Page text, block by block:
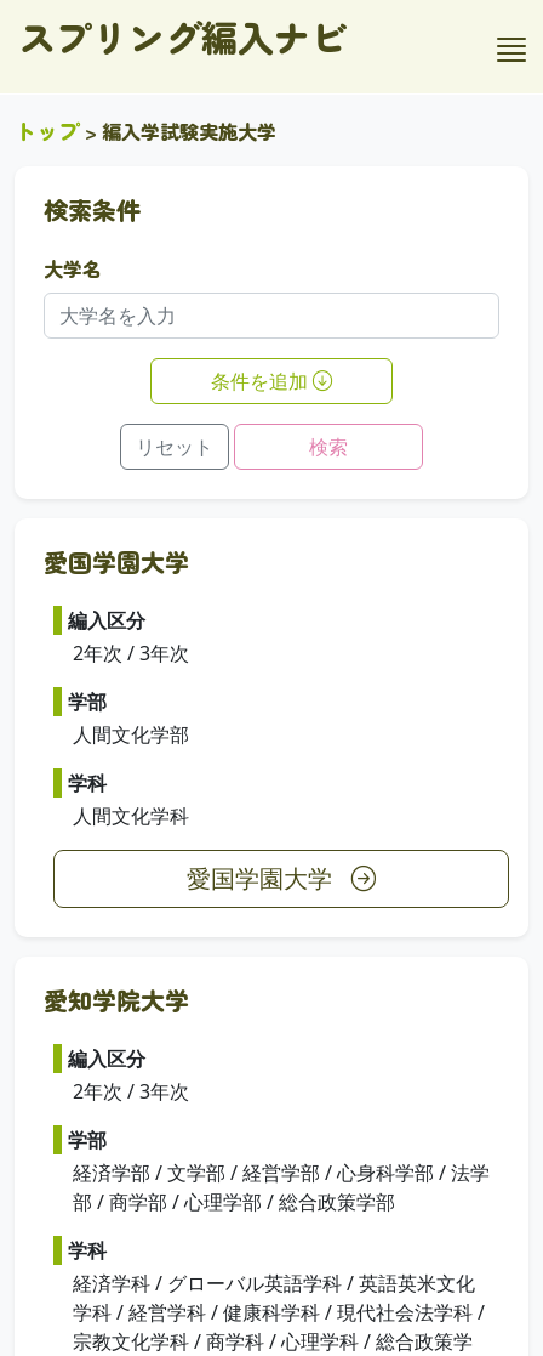
スプリング編入ナビ
トップ> 編入学試験実施大学
検索条件
大学名
条件を追加
リセット
愛国学園大学
編入区分
2年次 / 3年次
学部
人間文化学部
学科
人間文化学科
愛国学園大学
愛知学院大学
編入区分
2年次 / 3年次
学部
経済学部 / 文学部 / 経営学部 / 心身科学部 / 法学
部 / 商学部 / 心理学部 / 総合政策学部
学科
経済学科 / グローバル英語学科 / 英語英米文化
学科 / 経営学科 / 健康科学科 / 現代社会法学科 /
宗教文化学科 / 商学科 / 心理学科 / 総合政策学